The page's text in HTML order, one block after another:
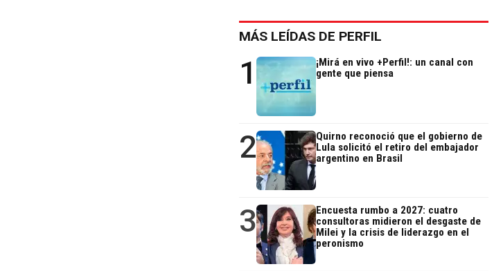
MÁS LEÍDAS DE PERFIL
1
¡Mirá en vivo +Perfil!: un canal con
gente que piensa
2
Quirno reconoció que el gobierno de
Lula solicitó el retiro del embajador
argentino en Brasil
3
Encuesta rumbo a 2027: cuatro
consultoras midieron el desgaste de
Milei y la crisis de liderazgo en el
peronismo